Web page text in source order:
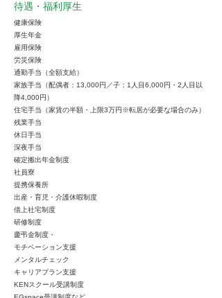
待遇・福利厚生
健康保険
厚生年金
雇用保険
労災保険
通勤手当（全額支給）
家族手当（配偶者：13,000円／子：1人目6,000円・2人目以
降4,000円）
住宅手当（家賃の半額・上限3万円※転居が必要な場合のみ）
残業手当
休日手当
深夜手当
確定搬出年金制度
社員寮
提携保養所
出産・育児・介護休暇制度
借上社宅制度
研修制度
慶弔金制度・
モチベーション支援
メンタルチェック
キャリアプラン支援
KENスクール受講制度